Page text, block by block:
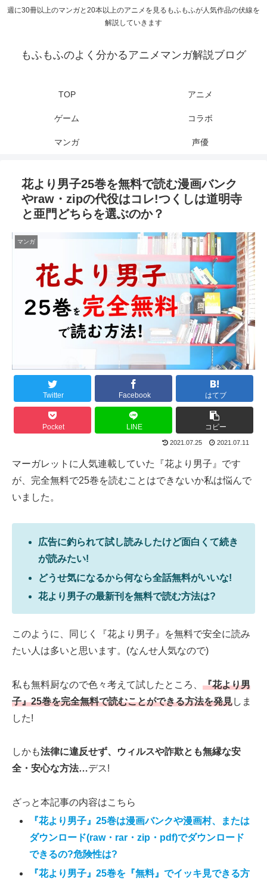
週に30冊以上のマンガと20本以上のアニメを見るもふもふが人気作品の伏線を
解説していきます
もふもふのよく分かるアニメマンガ解説ブログ
TOP アニメ
ゲーム コラボ
マンガ 声優
花より男子25巻を無料で読む漫画バンク
やraw・zipの代役はコレ!つくしは道明寺
と亜門どちらを選ぶのか？
マンガ
Twitter Facebook はてブ
Pocket LINE コピー
2021.07.25 2021.07.11
マーガレットに人気連載していた『花より男子』です
が、完全無料で25巻を読むことはできないか私は悩んで
いました。
広告に釣られて試し読みしたけど面白くて続き
が読みたい!
どうせ気になるから何なら全話無料がいいな!
花より男子の最新刊を無料で読む方法は?
このように、同じく『花より男子』を無料で安全に読み
たい人は多いと思います。(なんせ人気なので)
私も無料厨なので色々考えて試したところ、 『花より男
子』25巻を完全無料で読むことができる方法を発見しま
した!
しかも法律に違反せず、ウィルスや詐欺とも無縁な安
全・安心な方法…デス!
ざっと本記事の内容はこちら
『花より男子』25巻は漫画バンクや漫画村、または
ダウンロード(raw・rar・zip・pdf)でダウンロード
できるの?危険性は?
『花より男子』25巻を『無料』でイッキ見できる方